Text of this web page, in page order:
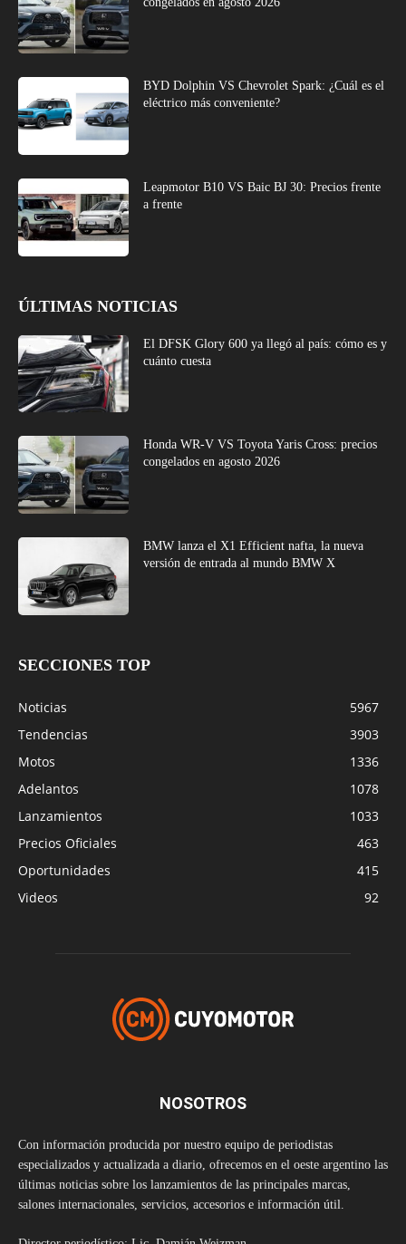
BYD Dolphin VS Chevrolet Spark: ¿Cuál es el
eléctrico más conveniente?
Leapmotor B10 VS Baic BJ 30: Precios frente
a frente
ÚLTIMAS NOTICIAS
El DFSK Glory 600 ya llegó al país: cómo es y
cuánto cuesta
Honda WR-V VS Toyota Yaris Cross: precios
congelados en agosto 2026
BMW lanza el X1 Efficient nafta, la nueva
versión de entrada al mundo BMW X
SECCIONES TOP
Noticias
5967
Tendencias
3903
Motos
1336
Adelantos
1078
Lanzamientos
1033
Precios Oficiales
463
Oportunidades
415
Videos
92
NOSOTROS
Con información producida por nuestro equipo de periodistas
especializados y actualizada a diario, ofrecemos en el oeste argentino las
últimas noticias sobre los lanzamientos de las principales marcas,
salones internacionales, servicios, accesorios e información útil.